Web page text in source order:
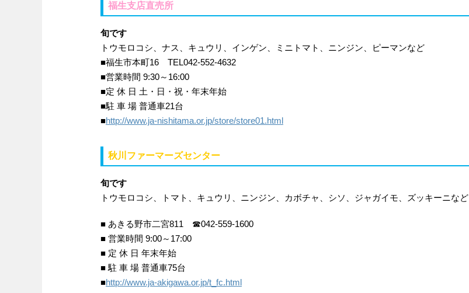
福生支店直売所
旬です
トウモロコシ、ナス、キュウリ、インゲン、ミニトマト、ニンジン、ピーマンなど
■福生市本町16 TEL042-552-4632
■営業時間 9:30～16:00
■定 休 日 土・日・祝・年末年始
■駐 車 場 普通車21台
■http://www.ja-nishitama.or.jp/store/store01.html
秋川ファーマーズセンター
旬です
トウモロコシ、トマト、キュウリ、ニンジン、カボチャ、シソ、ジャガイモ、ズッキーニなど
■ あきる野市二宮811 ☎042-559-1600
■ 営業時間 9:00～17:00
■ 定 休 日 年末年始
■ 駐 車 場 普通車75台
■http://www.ja-akigawa.or.jp/t_fc.html